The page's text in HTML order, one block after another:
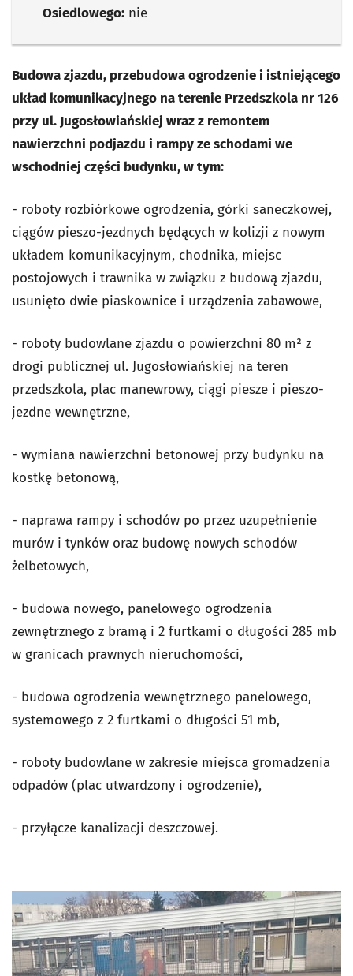
Osiedlowego: nie
Budowa zjazdu, przebudowa ogrodzenie i istniejącego
układ komunikacyjnego na terenie Przedszkola nr 126
przy ul. Jugosłowiańskiej wraz z remontem
nawierzchni podjazdu i rampy ze schodami we
wschodniej części budynku, w tym:
- roboty rozbiórkowe ogrodzenia, górki saneczkowej,
ciągów pieszo-jezdnych będących w kolizji z nowym
układem komunikacyjnym, chodnika, miejsc
postojowych i trawnika w związku z budową zjazdu,
usunięto dwie piaskownice i urządzenia zabawowe,
- roboty budowlane zjazdu o powierzchni 80 m² z
drogi publicznej ul. Jugosłowiańskiej na teren
przedszkola, plac manewrowy, ciągi piesze i pieszo-
jezdne wewnętrzne,
- wymiana nawierzchni betonowej przy budynku na
kostkę betonową,
- naprawa rampy i schodów po przez uzupełnienie
murów i tynków oraz budowę nowych schodów
żelbetowych,
- budowa nowego, panelowego ogrodzenia
zewnętrznego z bramą i 2 furtkami o długości 285 mb
w granicach prawnych nieruchomości,
- budowa ogrodzenia wewnętrznego panelowego,
systemowego z 2 furtkami o długości 51 mb,
- roboty budowlane w zakresie miejsca gromadzenia
odpadów (plac utwardzony i ogrodzenie),
- przyłącze kanalizacji deszczowej.